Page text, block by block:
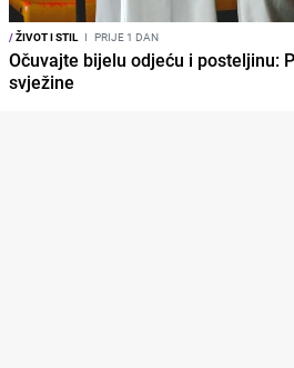
/ŽIVOT I STIL I PRIJE 1 DAN
Očuvajte bijelu odjeću i posteljinu:
svježine